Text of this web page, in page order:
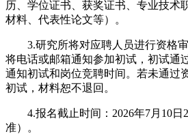
历、学位证书、获奖证书、专业技术
材料、代表性论文等）。
3.研究所将对应聘人员进行资格审
将电话或邮箱通知参加初试，初试通
通知初试和岗位竞聘时间。若未通过
初试，材料恕不退回。
4.报名截止时间：2026年7月10日
准）。